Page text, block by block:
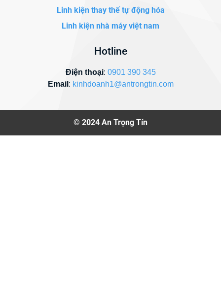
Linh kiện thay thế tự động hóa
Linh kiện nhà máy việt nam
Hotline
Điện thoại: 0901 390 345
Email : kinhdoanh1@antrongtin.com
© 2024 An Trọng Tín